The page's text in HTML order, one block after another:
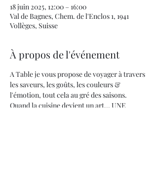
18 juin 2025, 12:00 – 16:00
Val de Bagnes, Chem. de l'Enclos 1, 1941
Vollèges, Suisse
À propos de l'événement
A Table je vous propose de voyager à travers
les saveurs, les goûts, les couleurs &
l'émotion, tout cela au gré des saisons.
Quand la cuisine devient un art... UNE